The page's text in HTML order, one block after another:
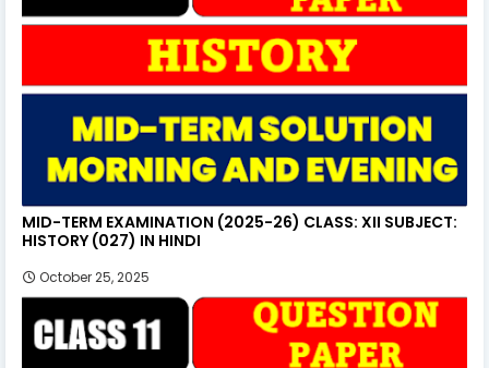
MID-TERM EXAMINATION (2025-26) CLASS: XII SUBJECT:
HISTORY (027) IN HINDI
October 25, 2025